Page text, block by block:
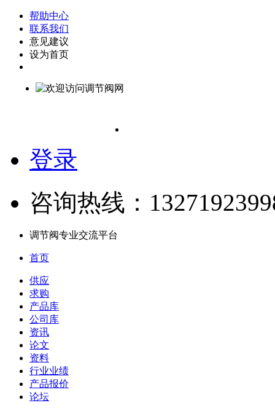
帮助中心
联系我们
意见建议
设为首页
登录
咨询热线：
调节阀专业交流平台
首页
供应
求购
产品库
公司库
资讯
论文
资料
行业业绩
产品报价
论坛